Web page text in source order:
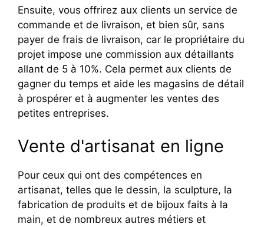
Ensuite, vous offrirez aux clients un service de
commande et de livraison, et bien sûr, sans
payer de frais de livraison, car le propriétaire du
projet impose une commission aux détaillants
allant de 5 à 10%. Cela permet aux clients de
gagner du temps et aide les magasins de détail
à prospérer et à augmenter les ventes des
petites entreprises.
Vente d'artisanat en ligne
Pour ceux qui ont des compétences en
artisanat, telles que le dessin, la sculpture, la
fabrication de produits et de bijoux faits à la
main, et de nombreux autres métiers et